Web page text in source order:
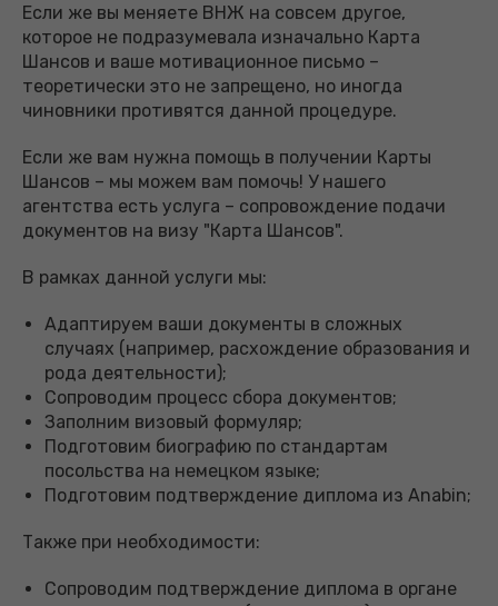
Если же вы меняете ВНЖ на совсем другое,
которое не подразумевала изначально Карта
Шансов и ваше мотивационное письмо –
теоретически это не запрещено, но иногда
чиновники противятся данной процедуре.
Если же вам нужна помощь в получении Карты
Шансов – мы можем вам помочь! У нашего
агентства есть услуга – сопровождение подачи
документов на визу "Карта Шансов".
В рамках данной услуги мы:
Адаптируем ваши документы в сложных
случаях (например, расхождение образования и
рода деятельности);
Сопроводим процесс сбора документов;
Заполним визовый формуляр;
Подготовим биографию по стандартам
посольства на немецком языке;
Подготовим подтверждение диплома из Anabin;
Также при необходимости:
Сопроводим подтверждение диплома в органе